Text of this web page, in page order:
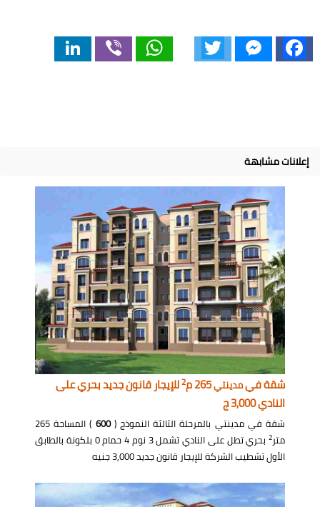
Facebook
Messenger
WhatsApp
إعلانات مشابهة
شقة فيمدينتي265 م 2للإيجار قانون جديد بحري على
النادي 3,000 ج
شقة في مدينتي بالمرحلة الثالثة النموذج (600
) المساحة 265
متر2
بحري تطل على النادي تشمل 3 نوم 4 حمام 0 بلكونة بالطابق
الأول تشطيب الشركة للإيجار قانون جديد 3,000 جنيه